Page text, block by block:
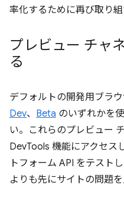
率化するために再び取り組
プレビュー チャ
る
デフォルトの開発用ブラ
Dev、 Beta のいずれかを
い。これらのプレビュー
DevTools 機能にアクセス
トフォーム API をテスト
よりも先にサイトの問題